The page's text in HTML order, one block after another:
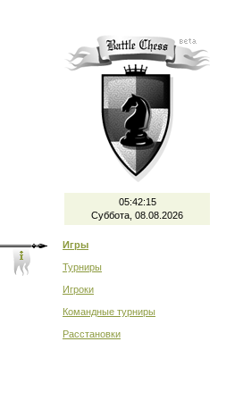
05:42:15
Суббота, 08.08.2026
Игры
Турниры
Игроки
Командные турниры
Расстановки